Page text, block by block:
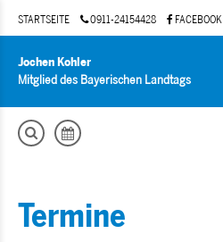
STARTSEITE 0911-24154428 FACEBOOK
Jochen Kohler
Mitglied des Bayerischen Landtags
Termine